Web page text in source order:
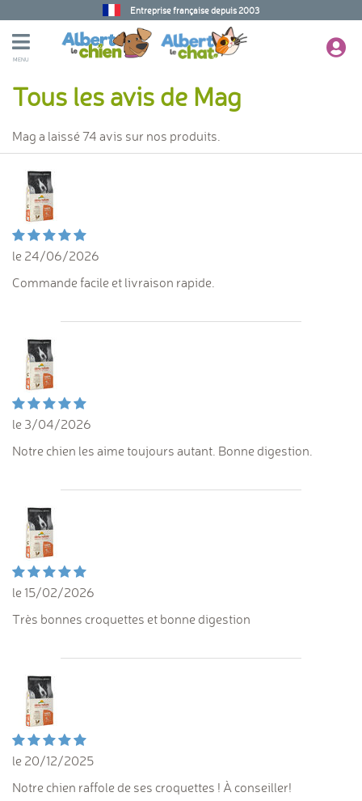
Entreprise française depuis 2003
MENU
Tous les avis de Mag
Mag a laissé 74 avis sur nos produits.
le 24/06/2026
Commande facile et livraison rapide.
le 3/04/2026
Notre chien les aime toujours autant. Bonne digestion.
le 15/02/2026
Très bonnes croquettes et bonne digestion
le 20/12/2025
Notre chien raffole de ses croquettes ! À conseiller!